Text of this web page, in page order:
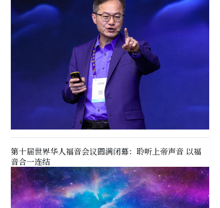
第十届世界华人福音会议圆满闭幕：聆听上帝声音 以福
音合一连结